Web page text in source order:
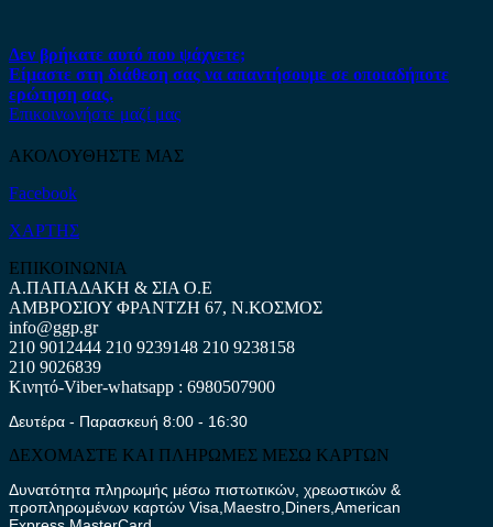
Δεν βρήκατε αυτό που ψάχνετε;
Είμαστε στη διάθεση σας να απαντήσουμε σε οποιαδήποτε
ερώτηση σας.
Επικοινωνήστε μαζί μας
ΑΚΟΛΟΥΘΗΣΤΕ ΜΑΣ
Facebook
ΧΑΡΤΗΣ
ΕΠΙΚΟΙΝΩΝΙΑ
Α.ΠΑΠΑΔΑΚΗ & ΣΙΑ Ο.Ε
ΑΜΒΡΟΣΙΟΥ ΦΡΑΝΤΖΗ 67, Ν.ΚΟΣΜΟΣ
info@ggp.gr
210 9012444 210 9239148 210 9238158
210 9026839
Κινητό-Viber-whatsapp : 6980507900
Δευτέρα - Παρασκευή 8:00 - 16:30
ΔΕΧΟΜΑΣΤΕ ΚΑΙ ΠΛΗΡΩΜΕΣ ΜΕΣΩ ΚΑΡΤΩΝ
Δυνατότητα πληρωμής μέσω πιστωτικών, χρεωστικών &
προπληρωμένων καρτών Visa,Maestro,Diners,American